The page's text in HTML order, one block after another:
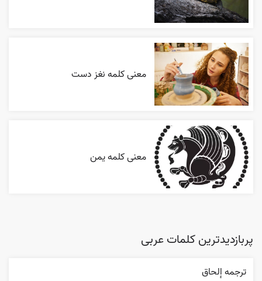
معنی کلمه نغز دست
معنی کلمه یمن
پربازدیدترین کلمات عربی
ترجمه إلحاق